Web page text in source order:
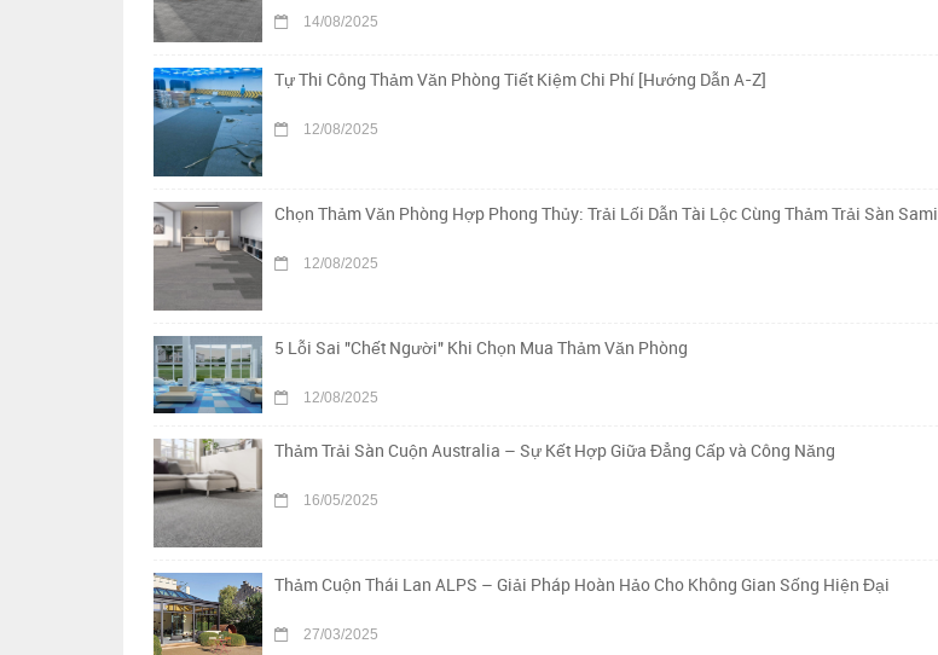
14/08/2025
Tự Thi Công Thảm Văn Phòng Tiết Kiệm Chi Phí [Hướng Dẫn A-Z]
12/08/2025
Chọn Thảm Văn Phòng Hợp Phong Thủy: Trải Lối Dẫn Tài Lộc Cùng Thảm Trải Sàn Sami
12/08/2025
5 Lỗi Sai "Chết Người" Khi Chọn Mua Thảm Văn Phòng
12/08/2025
Thảm Trải Sàn Cuộn Australia – Sự Kết Hợp Giữa Đẳng Cấp và Công Năng
16/05/2025
Thảm Cuộn Thái Lan ALPS – Giải Pháp Hoàn Hảo Cho Không Gian Sống Hiện Đại
27/03/2025